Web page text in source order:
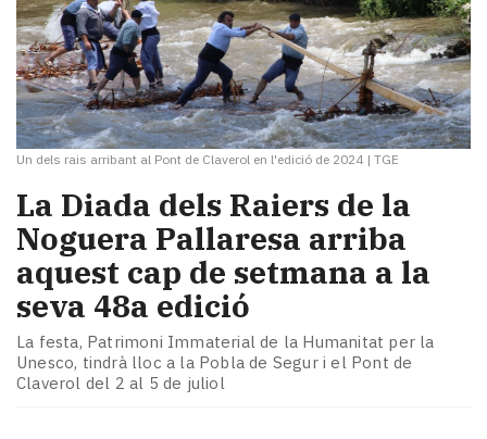
Un dels rais arribant al Pont de Claverol en l'edició de 2024 | TGE
La Diada dels Raiers de la
Noguera Pallaresa arriba
aquest cap de setmana a la
seva 48a edició
La festa, Patrimoni Immaterial de la Humanitat per la
Unesco, tindrà lloc a la Pobla de Segur i el Pont de
Claverol del 2 al 5 de juliol